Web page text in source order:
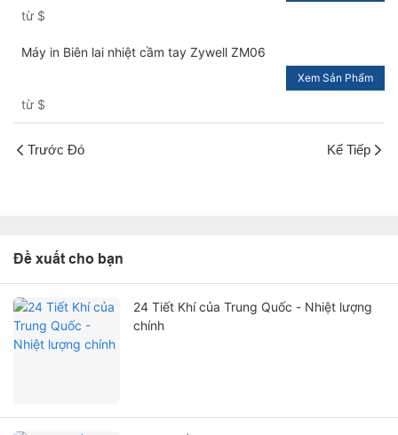
từ $
Máy in Biên lai nhiệt cầm tay Zywell ZM06
từ $
Xem Sản Phẩm
Trước Đó Kế Tiếp
Đề xuất cho bạn
24 Tiết Khí của Trung Quốc - Nhiệt lượng
chính